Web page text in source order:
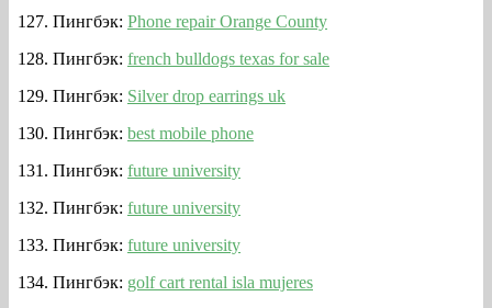
Пингбэк: Phone repair Orange County
Пингбэк: french bulldogs texas for sale
Пингбэк: Silver drop earrings uk
Пингбэк: best mobile phone
Пингбэк: future university
Пингбэк: future university
Пингбэк: future university
Пингбэк: golf cart rental isla mujeres